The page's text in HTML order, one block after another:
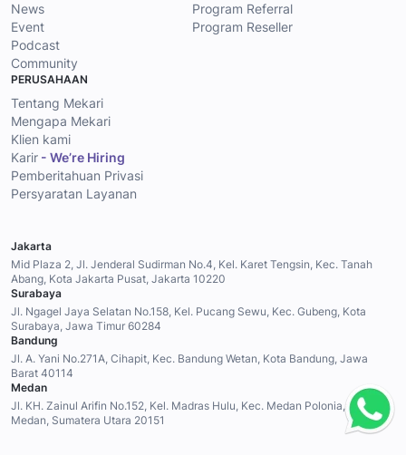
News
Event
Podcast
Community
Program Referral
Program Reseller
PERUSAHAAN
Tentang Mekari
Mengapa Mekari
Klien kami
Karir - We’re Hiring
Pemberitahuan Privasi
Persyaratan Layanan
Jakarta
Mid Plaza 2, Jl. Jenderal Sudirman No.4, Kel. Karet Tengsin, Kec. Tanah
Abang, Kota Jakarta Pusat, Jakarta 10220
Surabaya
Jl. Ngagel Jaya Selatan No.158, Kel. Pucang Sewu, Kec. Gubeng, Kota
Surabaya, Jawa Timur 60284
Bandung
Jl. A. Yani No.271A, Cihapit, Kec. Bandung Wetan, Kota Bandung, Jawa
Barat 40114
Medan
Jl. KH. Zainul Arifin No.152, Kel. Madras Hulu, Kec. Medan Polonia, Kota
Medan, Sumatera Utara 20151